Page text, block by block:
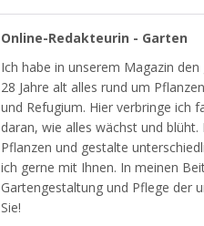
Online-Redakteurin - Garten
Ich habe in unserem Magazin
28 Jahre alt alles rund um
und Refugium. Hier verbringe ich
daran, wie alles wächst und
Pflanzen und gestalte
ich gerne mit Ihnen. In meinen
Gartengestaltung und Pflege der
Sie!